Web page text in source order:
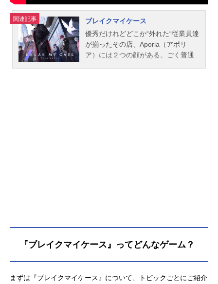
関連記事
ブレイクマイケース
優秀だけれどどこか“外れた“従業員達
が揃ったその店、Aporia（アポリ
ア）には２つの顔がある。ごく普通
ジュール2024年5月9日（木）配信開
城瀬由鶴：堀江瞬須王芦佳：興津和
環野揺：寺島惇太【管理部】槻本大
『ブレイクマイケース』ってどんなゲーム？
まずは『ブレイクマイケース』について、トピックごとにご紹介